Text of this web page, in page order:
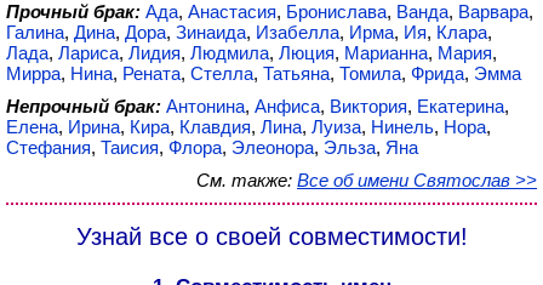
Прочный брак: Ада, Анастасия, Бронислава, Ванда, Варвара,
Галина, Дина, Дора, Зинаида, Изабелла, Ирма, Ия, Клара,
Лада, Лариса, Лидия, Людмила, Люция, Марианна, Мария,
Мирра, Нина, Рената, Стелла, Татьяна, Томила, Фрида, Эмма
Непрочный брак: Антонина, Анфиса, Виктория, Екатерина,
Елена, Ирина, Кира, Клавдия, Лина, Луиза, Нинель, Нора,
Стефания, Таисия, Флора, Элеонора, Эльза, Яна
См. также: Все об имени Святослав >>
Узнай все о своей совместимости!